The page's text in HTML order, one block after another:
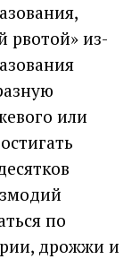
рвотой» из-
или
по
дрожжи и